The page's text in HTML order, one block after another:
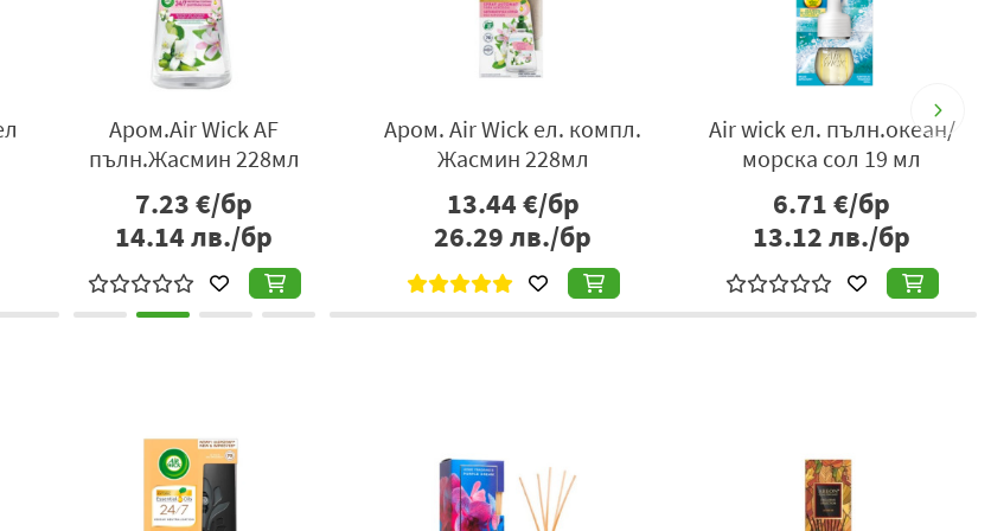
Air wick
ел.компл.лавандула 19мл
7.23€/бр
14.14лв./бр
Air wick ел. компл.божур/
жасмин 19мл
7.23€/бр
14.14лв./бр
Air wick ел.пълн.кедър/
евкалипт 19мл
6.71€/бр
13.12лв./бр